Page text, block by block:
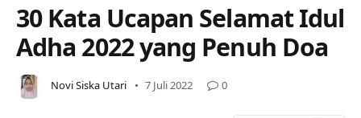
30 Kata Ucapan Selamat Idul
Adha 2022 yang Penuh Doa
Novi Siska Utari 7 Juli 2022 0